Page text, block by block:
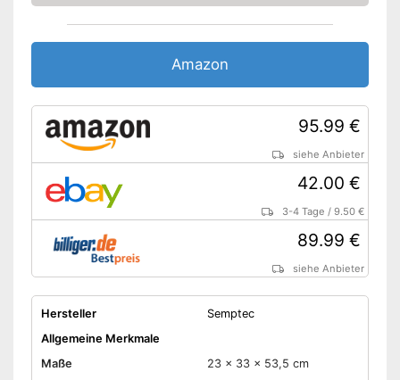
Vorteile
Amazon
95.99 €
siehe Anbieter
42.00 €
3-4 Tage /9.50 €
89.99 €
siehe Anbieter
Hersteller
Semptec
Allgemeine Merkmale
Maße
23 x 33 x 53,5 cm